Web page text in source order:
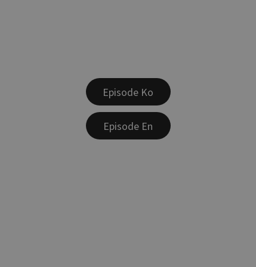
Episode Ko
Episode En